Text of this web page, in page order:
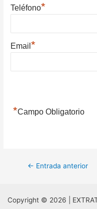
Teléfono*
Email*
*Campo Obligatorio
Navegación
entradas
← Entrada anterior
Copyright © 2026 |